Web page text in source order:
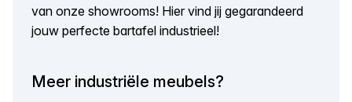
van onze showrooms! Hier vind jij gegarandeerd
jouw perfecte bartafel industrieel!
Meer industriële meubels?